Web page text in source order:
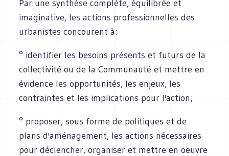
Par une synthèse complète, équilibrée et
imaginative, les actions professionnelles des
urbanistes concourent à:
° identifier les besoins présents et futurs de la
collectivité ou de la Communauté et mettre en
évidence les opportunités, les enjeux, les
contraintes et les implications pour l'action;
° proposer, sous forme de politiques et de
plans d'aménagement, les actions nécessaires
pour déclencher, organiser et mettre en oeuvre